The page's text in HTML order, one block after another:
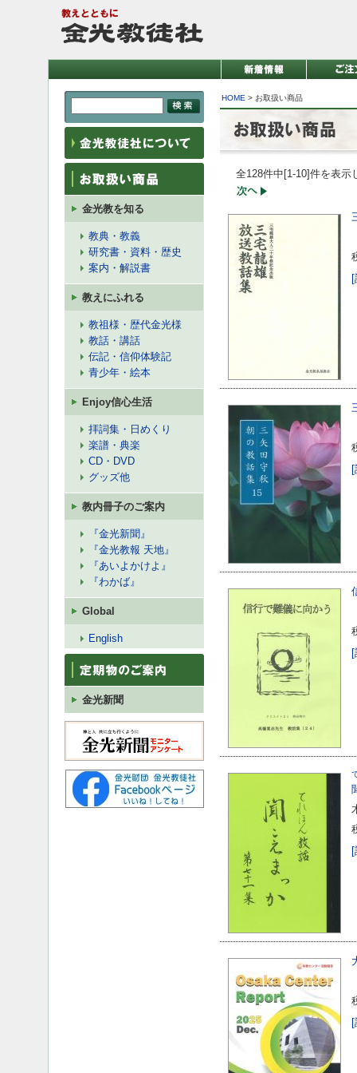
金光教を知る
教典・教義
研究書・資料・歴史
案内・解説書
教えにふれる
教祖様・歴代金光様
教話・講話
伝記・信仰体験記
青少年・絵本
Enjoy信心生活
拝詞集・日めくり
楽譜・典楽
CD・DVD
グッズ他
教内冊子のご案内
『金光新聞』
『金光教報 天地』
『あいよかけよ』
『わかば』
Global
English
金光新聞
HOME > お取扱い商品
全128件中[1-10]件を表示